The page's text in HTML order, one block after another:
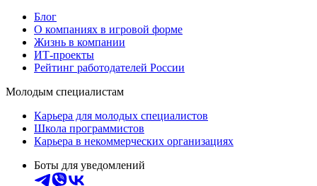
Блог
О компаниях в игровой форме
Жизнь в компании
ИТ-проекты
Рейтинг работодателей России
Молодым специалистам
Карьера для молодых специалистов
Школа программистов
Карьера в некоммерческих организациях
Боты для уведомлений